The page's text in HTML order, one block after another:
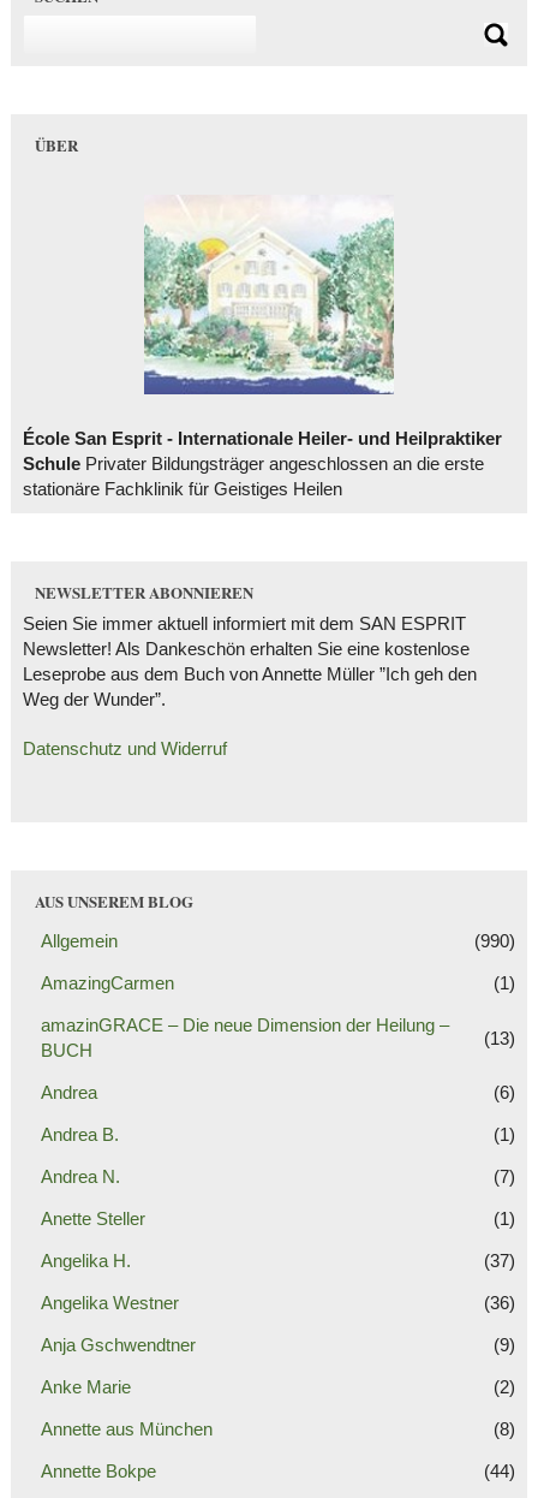
ÜBER
École San Esprit - Internationale Heiler- und Heilpraktiker
SchulePrivater Bildungsträger angeschlossen an die erste
stationäre Fachklinik für Geistiges Heilen
NEWSLETTER ABONNIEREN
Seien Sie immer aktuell informiert mit dem SAN ESPRIT
Newsletter! Als Dankeschön erhalten Sie eine kostenlose
Leseprobe aus dem Buch von Annette Müller ”Ich geh den
Weg der Wunder”.
Datenschutz und Widerruf
AUS UNSEREM BLOG
Allgemein (990)
AmazingCarmen (1)
amazinGRACE – Die neue Dimension der Heilung –
BUCH
(13)
Andrea (6)
Andrea B. (1)
Andrea N. (7)
Anette Steller (1)
Angelika H. (37)
Angelika Westner (36)
Anja Gschwendtner (9)
Anke Marie (2)
Annette aus München (8)
Annette Bokpe (44)